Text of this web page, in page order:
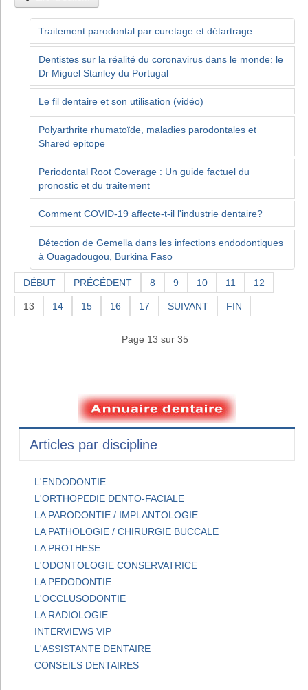
Traitement parodontal par curetage et détartrage
Dentistes sur la réalité du coronavirus dans le monde: le
Dr Miguel Stanley du Portugal
Le fil dentaire et son utilisation (vidéo)
Polyarthrite rhumatoïde, maladies parodontales et
Shared epitope
Periodontal Root Coverage : Un guide factuel du
pronostic et du traitement
Comment COVID-19 affecte-t-il l'industrie dentaire?
Détection de Gemella dans les infections endodontiques
à Ouagadougou, Burkina Faso
DÉBUT PRÉCÉDENT 8 9 10 11 12
13 14 15 16 17 SUIVANT FIN
Page 13 sur 35
Articles par discipline
L'ENDODONTIE
L'ORTHOPEDIE DENTO-FACIALE
LA PARODONTIE / IMPLANTOLOGIE
LA PATHOLOGIE / CHIRURGIE BUCCALE
LA PROTHESE
L'ODONTOLOGIE CONSERVATRICE
LA PEDODONTIE
L'OCCLUSODONTIE
LA RADIOLOGIE
INTERVIEWS VIP
L'ASSISTANTE DENTAIRE
CONSEILS DENTAIRES